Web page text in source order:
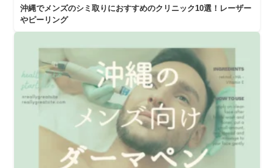
沖縄でメンズのシミ取りにおすすめのクリニック10選！レーザー
やピーリング